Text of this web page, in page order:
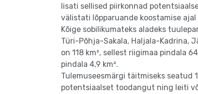
lisati sellised piirkonnad
välistati lõpparuande koostamise
Kõige sobilikumateks aladeks
Türi-Põhja-Sakala, Haljala-Kadrina,
on 118 km², sellest riigimaa pindala
pindala 4,9 km².
Tulemuseesmärgi täitmiseks seatud
potentsiaalset toodangut ning leiti